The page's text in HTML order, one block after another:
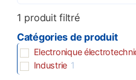
1 produit filtré
Catégories de produit
Electronique
Industrie 1